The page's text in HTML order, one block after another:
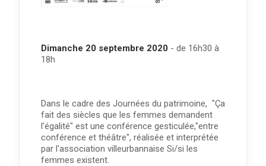
Dimanche 20 septembre 2020 - de 16h30 à
18h
Dans le cadre des Journées du patrimoine, "Ça
fait des siècles que les femmes demandent
l'égalité" est une conférence gesticulée,"entre
conférence et théâtre", réalisée et interprétée
par l'association villeurbannaise Si/si les
femmes existent.